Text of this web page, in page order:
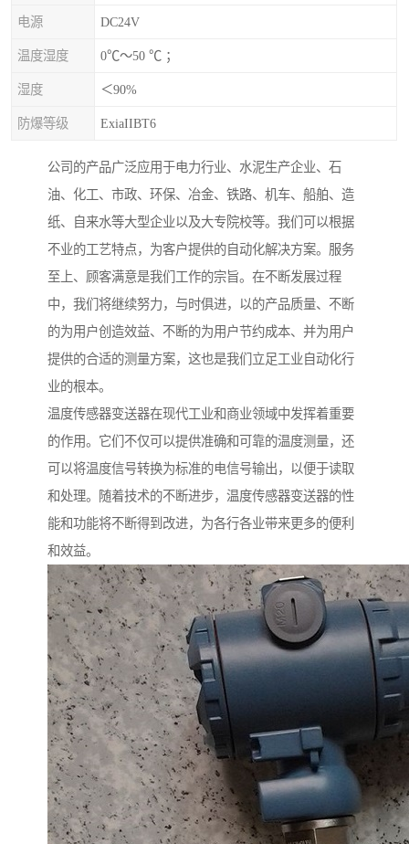
电源 DC24V
温度湿度 0℃～50 ℃ ；
湿度 ＜90%
防爆等级 ExiaIIBT6
公司的产品广泛应用于电力行业、水泥生产企业、石
油、化工、市政、环保、冶金、铁路、机车、船舶、造
纸、自来水等大型企业以及大专院校等。我们可以根据
不业的工艺特点，为客户提供的自动化解决方案。服务
至上、顾客满意是我们工作的宗旨。在不断发展过程
中，我们将继续努力，与时俱进，以的产品质量、不断
的为用户创造效益、不断的为用户节约成本、并为用户
提供的合适的测量方案，这也是我们立足工业自动化行
业的根本。
温度传感器变送器在现代工业和商业领域中发挥着重要
的作用。它们不仅可以提供准确和可靠的温度测量，还
可以将温度信号转换为标准的电信号输出，以便于读取
和处理。随着技术的不断进步，温度传感器变送器的性
能和功能将不断得到改进，为各行各业带来更多的便利
和效益。